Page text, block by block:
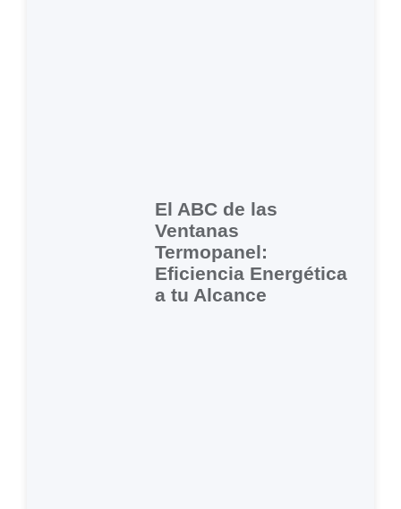
El ABC de las
Ventanas
Termopanel:
Eficiencia Energética
a tu Alcance